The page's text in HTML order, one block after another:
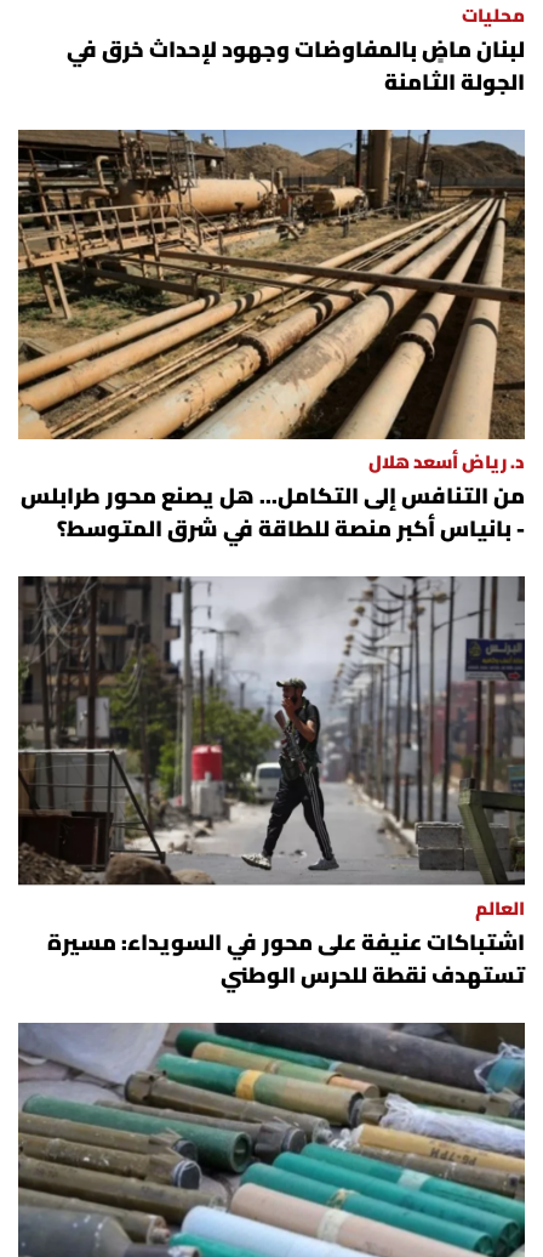
محليات
لبنان ماضٍ بالمفاوضات وجهود لإحداث خرق في
الجولة الثامنة
د. رياض أسعد هلال
من التنافس إلى التكامل... هل يصنع محور طرابلس
- بانياس أكبر منصة للطاقة في شرق المتوسط؟
العالم
اشتباكات عنيفة على محور في السويداء: مسيرة
تستهدف نقطة للحرس الوطني